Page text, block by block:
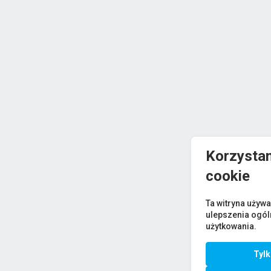
cookie
Ta witryna
ulepszenia
użytkowania.